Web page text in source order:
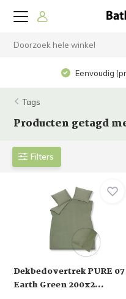
Eenvoudig
Tags
Producten getagd
Filters
Dekbedovertrek PURE 07
Earth Green 200x2...